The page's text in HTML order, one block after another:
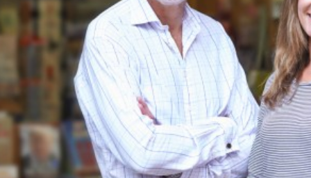
Entrepreneurs